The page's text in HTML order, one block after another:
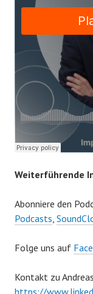
r
1
9
0
2
Weiterführende
Abonniere den
Podcasts,
Folge uns auf
Kontakt zu
https://